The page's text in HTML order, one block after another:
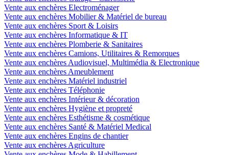
Vente aux enchères Electroménager
Vente aux enchères Mobilier & Matériel de bureau
Vente aux enchères Sport & Loisirs
Vente aux enchères Informatique & IT
Vente aux enchères Plomberie & Sanitaires
Vente aux enchères Camions, Utilitaires & Remorques
Vente aux enchères Audiovisuel, Multimédia & Electronique
Vente aux enchères Ameublement
Vente aux enchères Matériel industriel
Vente aux enchères Téléphonie
Vente aux enchères Intérieur & décoration
Vente aux enchères Hygiène et propreté
Vente aux enchères Esthétisme & cosmétique
Vente aux enchères Santé & Matériel Medical
Vente aux enchères Engins de chantier
Vente aux enchères Agriculture